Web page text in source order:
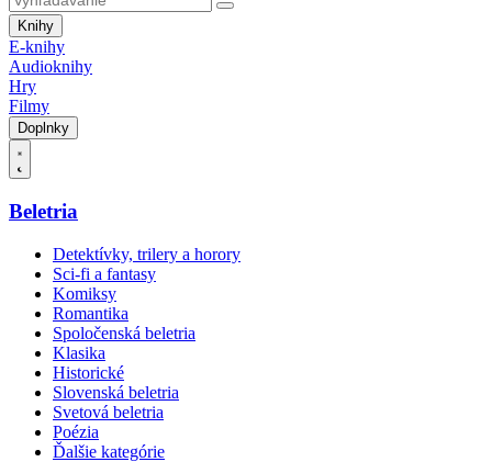
Knihy
E-knihy
Audioknihy
Hry
Filmy
Doplnky
Beletria
Detektívky, trilery a horory
Sci-fi a fantasy
Komiksy
Romantika
Spoločenská beletria
Klasika
Historické
Slovenská beletria
Svetová beletria
Poézia
Ďalšie kategórie